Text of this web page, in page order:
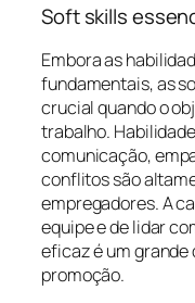
Soft skills
Embora as
fundamentais, as
crucial quando o
trabalho.
comunicação,
conflitos são
empregadores. A
equipe e de lidar
eficaz é um
promoção.